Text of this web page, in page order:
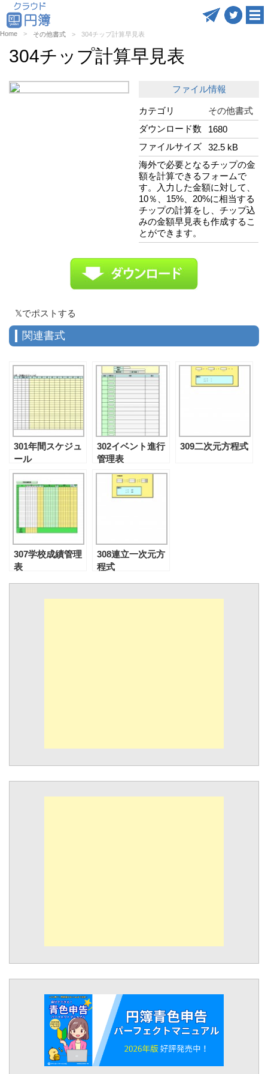
Home その他書式 304チップ計算早見表
304チップ計算早見表
ファイル情報
カテゴリ
その他書式
ダウンロード数
1680
ファイルサイズ
32.5 kB
海外で必要となるチップの金
額を計算できるフォームで
す。入力した金額に対して、
10％、15%、20%に相当する
チップの計算をし、チップ込
みの金額早見表も作成するこ
とができます。
𝕏でポストする
関連書式
301年間スケジュ
ール
302イベント進行
管理表
309二次元方程式
307学校成績管理
表
308連立一次元方
程式